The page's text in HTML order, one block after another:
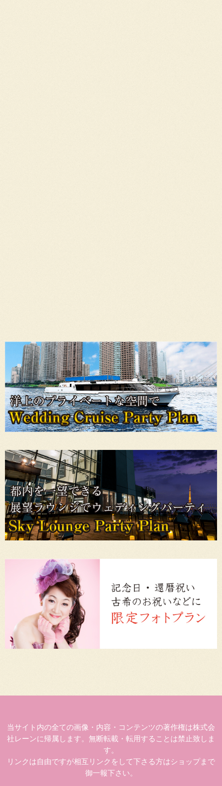
当サイト内の全ての画像・内容・コンテンツの著作権は株式会
社レーンに帰属します。無断転載・転用することは禁止致しま
す。
リンクは自由ですが相互リンクをして下さる方はショップまで
御一報下さい。